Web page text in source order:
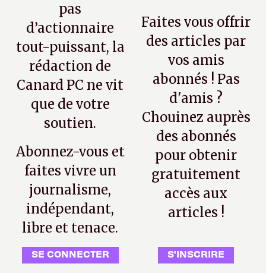
pas
d’actionnaire
tout-puissant, la
rédaction de
Canard PC ne vit
que de votre
soutien.
Abonnez-vous et
faites vivre un
journalisme,
indépendant,
libre et tenace.
SE CONNECTER
Faites vous offrir
des articles par
vos amis
abonnés ! Pas
d'amis ?
Chouinez auprès
des abonnés
pour obtenir
gratuitement
accès aux
articles !
S'INSCRIRE